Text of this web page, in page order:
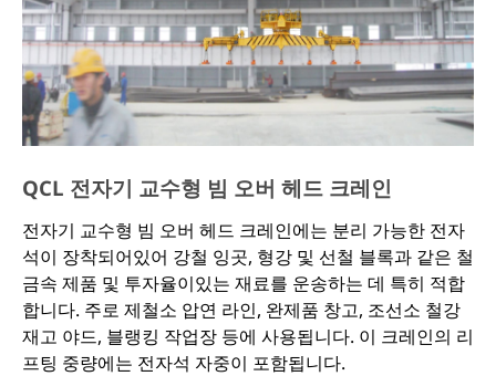
QCL 전자기 교수형 빔 오버 헤드 크레인
전자기 교수형 빔 오버 헤드 크레인에는 분리 가능한 전자
석이 장착되어있어 강철 잉곳, 형강 및 선철 블록과 같은 철
금속 제품 및 투자율이있는 재료를 운송하는 데 특히 적합
합니다. 주로 제철소 압연 라인, 완제품 창고, 조선소 철강
재고 야드, 블랭킹 작업장 등에 사용됩니다. 이 크레인의 리
프팅 중량에는 전자석 자중이 포함됩니다.